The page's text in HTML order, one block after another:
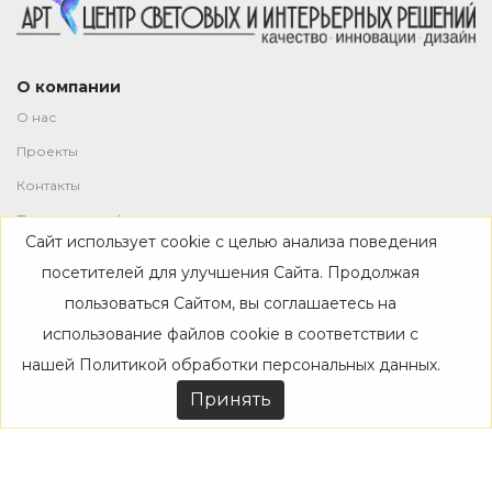
О компании
О нас
Проекты
Контакты
Политика конфиденциальности
Магазин
Каталог
Дизайнерам
Акции
Сайт использует cookie с целью анализа поведения
посетителей для улучшения Сайта. Продолжая
пользоваться Сайтом, вы соглашаетесь на
использование файлов cookie в соответствии с
нашей Политикой обработки персональных данных.
Принять